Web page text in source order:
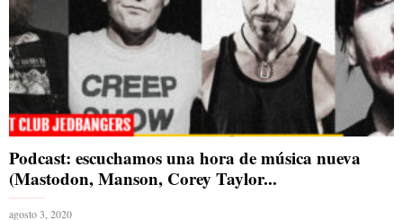
Podcast: escuchamos una hora de música nueva
(Mastodon, Manson, Corey Taylor...
agosto 3, 2020